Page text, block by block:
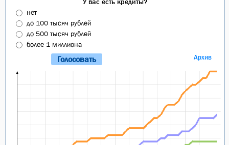
нет
до 100 тысяч рублей
до 500 тысяч рублей
более 1 миллиона
Архив